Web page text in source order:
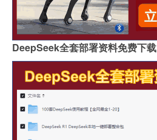
DeepSeek全套部署资料免费下载